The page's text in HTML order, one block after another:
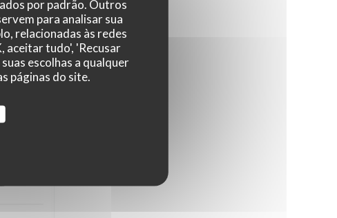
por padrão. Outros
para analisar sua
relacionadas às redes
aceitar tudo', 'Recusar
escolhas a qualquer
páginas do site.
burger,
ni